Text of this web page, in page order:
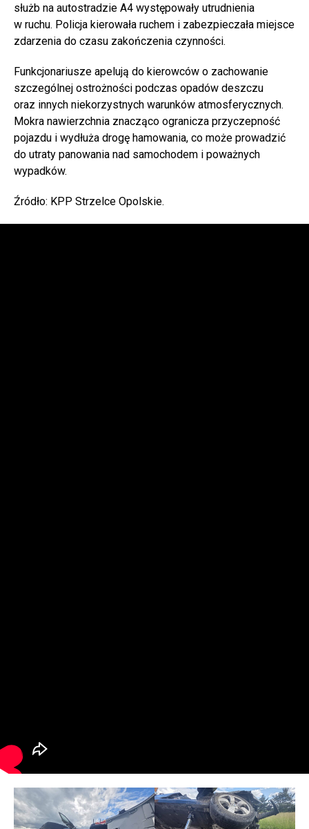
służb na autostradzie A4 występowały utrudnienia
w ruchu. Policja kierowała ruchem i zabezpieczała miejsce
zdarzenia do czasu zakończenia czynności.
Funkcjonariusze apelują do kierowców o zachowanie
szczególnej ostrożności podczas opadów deszczu
oraz innych niekorzystnych warunków atmosferycznych.
Mokra nawierzchnia znacząco ogranicza przyczepność
pojazdu i wydłuża drogę hamowania, co może prowadzić
do utraty panowania nad samochodem i poważnych
wypadków.
Źródło: KPP Strzelce Opolskie.